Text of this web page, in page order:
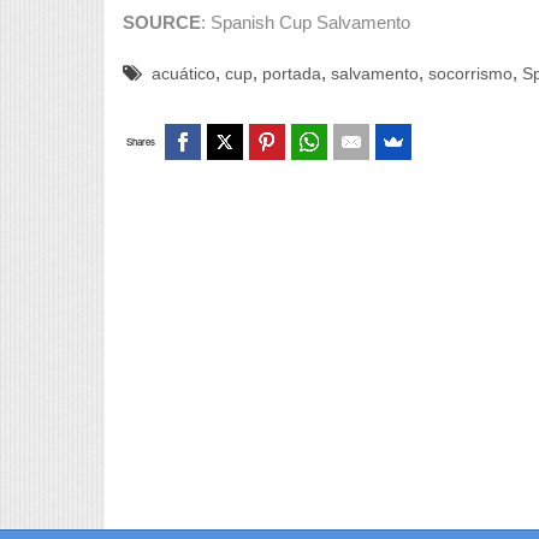
SOURCE: Spanish Cup Salvamento
acuático, cup, portada, salvamento, socorrismo,
Shares